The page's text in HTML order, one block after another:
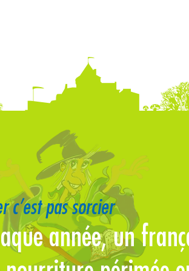
c’est pas sorcier
année, un